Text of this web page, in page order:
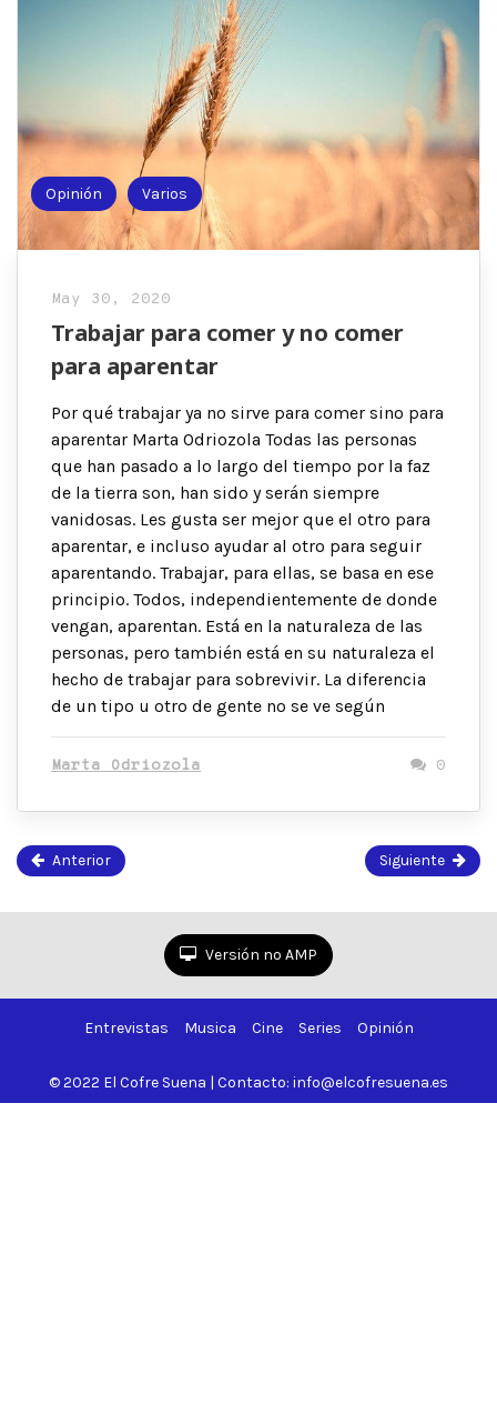
Opinión Varios
May 30, 2020
Trabajar para comer y no comer
para aparentar
Por qué trabajar ya no sirve para comer sino para
aparentar Marta Odriozola Todas las personas
que han pasado a lo largo del tiempo por la faz
de la tierra son, han sido y serán siempre
vanidosas. Les gusta ser mejor que el otro para
aparentar, e incluso ayudar al otro para seguir
aparentando. Trabajar, para ellas, se basa en ese
principio. Todos, independientemente de donde
vengan, aparentan. Está en la naturaleza de las
personas, pero también está en su naturaleza el
hecho de trabajar para sobrevivir. La diferencia
de un tipo u otro de gente no se ve según
Marta Odriozola 0
Anterior
21
22
Siguiente
Versión no AMP
Entrevistas Musica Cine Series Opinión
© 2022 El Cofre Suena | Contacto: info@elcofresuena.es